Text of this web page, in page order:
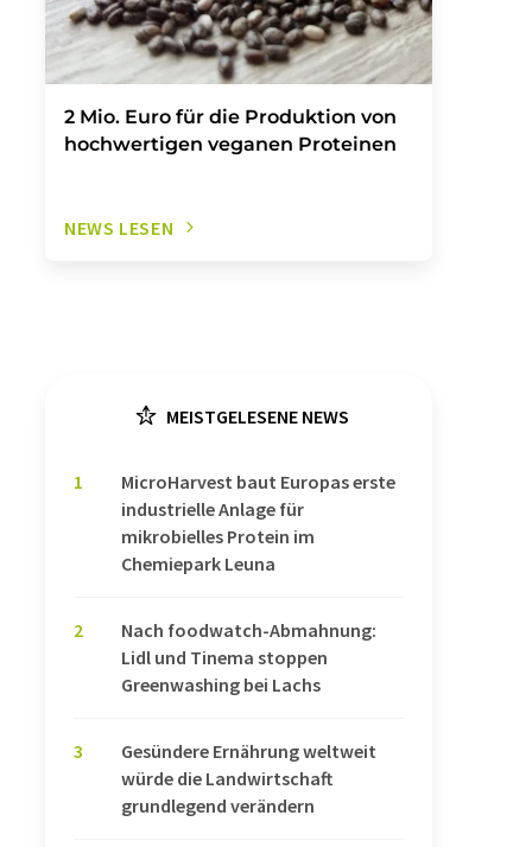
2 Mio. Euro für die Produktion von
hochwertigen veganen Proteinen
NEWS LESEN
MEISTGELESENE NEWS
1
MicroHarvest baut Europas erste
industrielle Anlage für
mikrobielles Protein im
Chemiepark Leuna
2
Nach foodwatch-Abmahnung:
Lidl und Tinema stoppen
Greenwashing bei Lachs
3
Gesündere Ernährung weltweit
würde die Landwirtschaft
grundlegend verändern